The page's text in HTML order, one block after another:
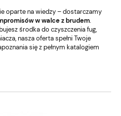
oparte na wiedzy – dostarczamy
w walce z brudem.
środka do czyszczenia fug,
nasza oferta spełni Twoje
się z pełnym katalogiem